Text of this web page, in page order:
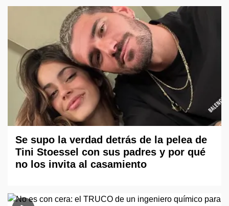
Se supo la verdad detrás de la pelea de
Tini Stoessel con sus padres y por qué
no los invita al casamiento